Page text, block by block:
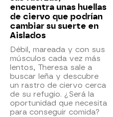
encuentra unas huellas
de ciervo que podrían
cambiar su suerte en
Aislados
Débil, mareada y con sus
músculos cada vez más
lentos, Theresa sale a
buscar leña y descubre
un rastro de ciervo cerca
de su refugio. ¿Será la
oportunidad que necesita
para conseguir comida?